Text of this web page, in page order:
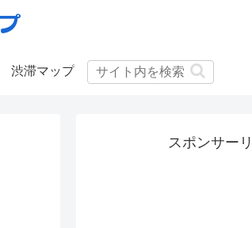
渋滞マップ
スポンサー